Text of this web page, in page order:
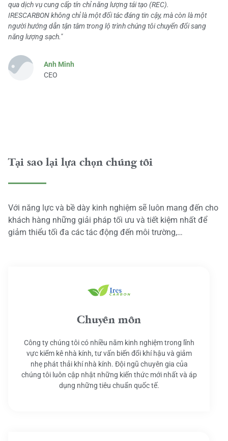
qua dịch vụ cung cấp tín chỉ năng lượng tái tạo (REC).
IRESCARBON không chỉ là một đối tác đáng tin cậy, mà còn là một
người hướng dẫn tận tâm trong lộ trình chúng tôi chuyển đổi sang
năng lượng sạch."
Anh Minh
CEO
Tại sao lại lựa chọn chúng tôi
Với năng lực và bề dày kinh nghiệm sẽ luôn mang đến cho
khách hàng những giải pháp tối ưu và tiết kiệm nhất để
giảm thiểu tối đa các tác động đến môi trường,…
Chuyên môn
Công ty chúng tôi có nhiều năm kinh nghiệm trong lĩnh
vực kiểm kê nhà kính, tư vấn biến đổi khí hậu và giảm
nhẹ phát thải khí nhà kính. Đội ngũ chuyên gia của
chúng tôi luôn cập nhật những kiến thức mới nhất và áp
dụng những tiêu chuẩn quốc tế.